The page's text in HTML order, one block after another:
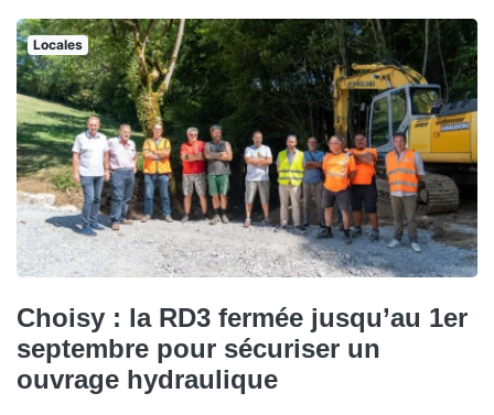
Locales
Choisy : la RD3 fermée jusqu’au 1er
septembre pour sécuriser un
ouvrage hydraulique